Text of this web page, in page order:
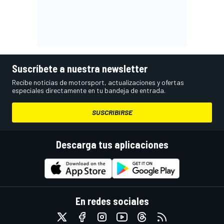
Suscríbete a nuestra newsletter
Recibe noticias de motorsport, actualizaciones y ofertas
especiales directamente en tu bandeja de entrada.
SUSCRIBIRSE
Descarga tus aplicaciones
En redes sociales